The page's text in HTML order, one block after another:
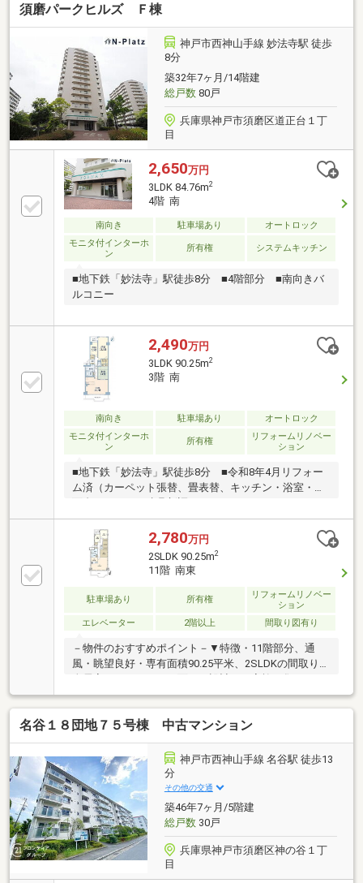
須磨パークヒルズ Ｆ棟
神戸市西神山手線 妙法寺駅 徒歩
8分
築32年7ヶ月/14階建
総戸数80戸
兵庫県神戸市須磨区道正台１丁
目
2,650万円
3LDK 84.76m2
4階 南
南向き 駐車場あり
オートロック
モニタ付インターホ
ン
所有権 システムキッチン
■地下鉄「妙法寺」駅徒歩8分 ■4階部分 ■南向きバ
ルコニー
2,490万円
3LDK 90.25m2
3階 南
南向き 駐車場あり
オートロック
モニタ付インターホ
ン
所有権
リフォームリノベー
ション
■地下鉄「妙法寺」駅徒歩8分 ■令和8年4月リフォー
ム済（カーペット張替、畳表替、キッチン・浴室・洗
2,780万円
2SLDK 90.25m2
11階 南東
駐車場あり 所有権
リフォームリノベー
ション
エレベーター
2階以上 間取り図有り
－物件のおすすめポイント－▼特徴・11階部分、通
風・眺望良好・専有面積90.25平米、2SLDKの間取り・
約19.4帖の広さ・お料理中も会話が弾む対面式キッチ
ン・約5.2帖の納戸は多用途に活用可能・WIC等、室内
随所に収納スペースを確保▼2026年8月室内リフォー
ム内容【交換】キッチン、UB、トイレ、洗面化粧台
等【張替】クロス(LDK・廊下・各居室)、CF(洗面室・
トイレ)、フロアタイル(LD・各居室)■ ご希望の住まい
探しをお手伝いします ━━━━━・・・物件の詳細・
ご相談はお気軽にお問い合わせください。
名谷１８団地７５号棟 中古マンション
神戸市西神山手線 名谷駅 徒歩13
分
その他の交通
築46年7ヶ月/5階建
総戸数30戸
兵庫県神戸市須磨区神の谷１丁
目